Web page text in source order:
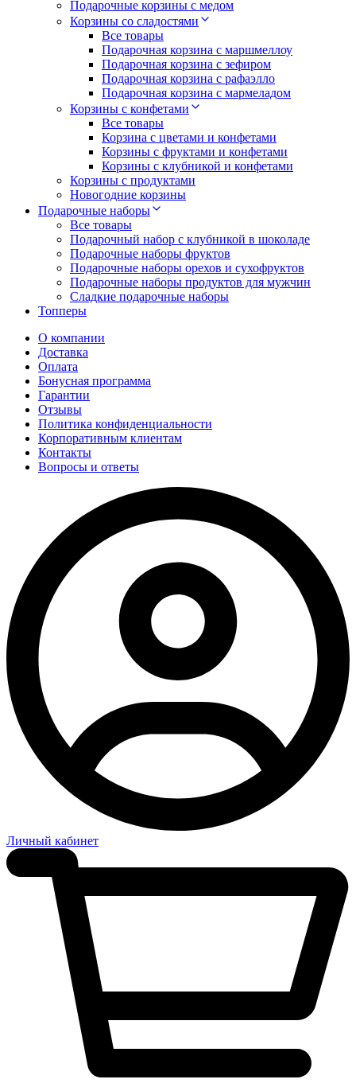
Подарочные корзины с медом
Корзины со сладостями
Все товары
Подарочная корзина с маршмеллоу
Подарочная корзина с зефиром
Подарочная корзина с рафаэлло
Подарочная корзина с мармеладом
Корзины с конфетами
Все товары
Корзина с цветами и конфетами
Корзины с фруктами и конфетами
Корзины с клубникой и конфетами
Корзины с продуктами
Новогодние корзины
Подарочные наборы
Все товары
Подарочный набор с клубникой в шоколаде
Подарочные наборы фруктов
Подарочные наборы орехов и сухофруктов
Подарочные наборы продуктов для мужчин
Сладкие подарочные наборы
Топперы
О компании
Доставка
Оплата
Бонусная программа
Гарантии
Отзывы
Политика конфиденциальности
Корпоративным клиентам
Контакты
Вопросы и ответы
Личный кабинет